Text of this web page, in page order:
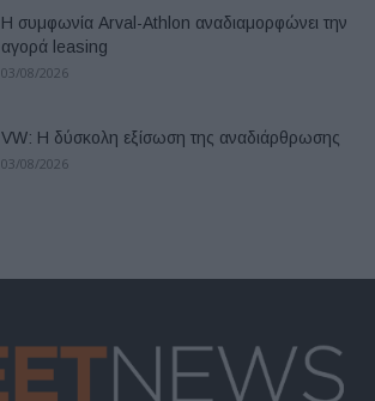
Η συμφωνία Arval-Athlon αναδιαμορφώνει την
αγορά leasing
03/08/2026
VW: Η δύσκολη εξίσωση της αναδιάρθρωσης
03/08/2026